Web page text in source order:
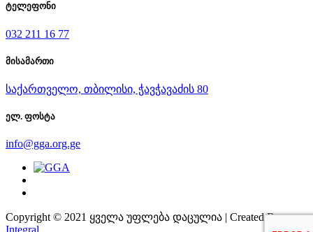
ტელეფონი
032 211 16 77
მისამართი
საქართველო, თბილისი, ჭავჭავაძის 80
ელ. ფოსტა
info@gga.org.ge
Copyright © 2021 ყველა უფლება დაცულია | Created By